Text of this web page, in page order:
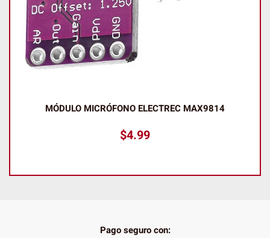
MÓDULO MICRÓFONO ELECTREC MAX9814
$4.99
Pago seguro con: